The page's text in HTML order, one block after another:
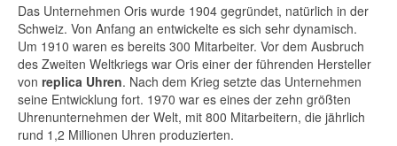
Das Unternehmen Oris wurde 1904 gegründet, natürlich in der
Schweiz. Von Anfang an entwickelte es sich sehr dynamisch.
Um 1910 waren es bereits 300 Mitarbeiter. Vor dem Ausbruch
des Zweiten Weltkriegs war Oris einer der führenden Hersteller
von replica Uhren. Nach dem Krieg setzte das Unternehmen
seine Entwicklung fort. 1970 war es eines der zehn größten
Uhrenunternehmen der Welt, mit 800 Mitarbeitern, die jährlich
rund 1,2 Millionen Uhren produzierten.